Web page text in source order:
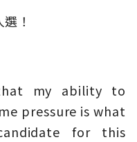
！
my ability to
pressure is what
for this